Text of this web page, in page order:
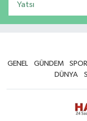
Yatsı
GENEL GÜNDEM SPOR
DÜNYA